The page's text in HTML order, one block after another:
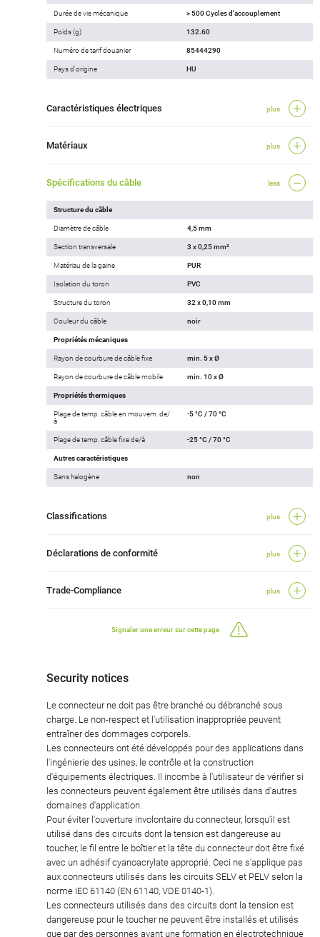
Durée de vie mécanique > 500 Cycles d'accouplement
Poids (g) 132.60
Numéro de tarif douanier 85444290
Pays d'origine HU
Caractéristiques électriques plus
Matériaux plus
Spécifications du câble less
Structure du câble
Diamètre de câble 4,5 mm
Section transversale 3 x 0,25 mm²
Matériau de la gaine PUR
Isolation du toron PVC
Structure du toron 32 x 0,10 mm
Couleur du câble noir
Propriétés mécaniques
Rayon de courbure de câble fixe min. 5 x Ø
Rayon de courbure de câble mobile min. 10 x Ø
Propriétés thermiques
Plage de temp. câble en mouvem. de/
à
-5 °C / 70 °C
Plage de temp. câble fixe de/à -25 °C / 70 °C
Autres caractéristiques
Sans halogène non
Classifications plus
Déclarations de conformité plus
Trade-Compliance plus
Signaler une erreur sur cette page
Security notices
Le connecteur ne doit pas être branché ou débranché sous
charge. Le non-respect et l'utilisation inappropriée peuvent
entraîner des dommages corporels.
Les connecteurs ont été développés pour des applications dans
l'ingénierie des usines, le contrôle et la construction
d'équipements électriques. Il incombe à l'utilisateur de vérifier si
les connecteurs peuvent également être utilisés dans d'autres
domaines d'application.
Pour éviter l'ouverture involontaire du connecteur, lorsqu'il est
utilisé dans des circuits dont la tension est dangereuse au
toucher, le fil entre le boîtier et la tête du connecteur doit être fixé
avec un adhésif cyanoacrylate approprié. Ceci ne s'applique pas
aux connecteurs utilisés dans les circuits SELV et PELV selon la
norme IEC 61140 (EN 61140, VDE 0140-1).
Les connecteurs utilisés dans des circuits dont la tension est
dangereuse pour le toucher ne peuvent être installés et utilisés
que par des personnes ayant une formation en électrotechnique